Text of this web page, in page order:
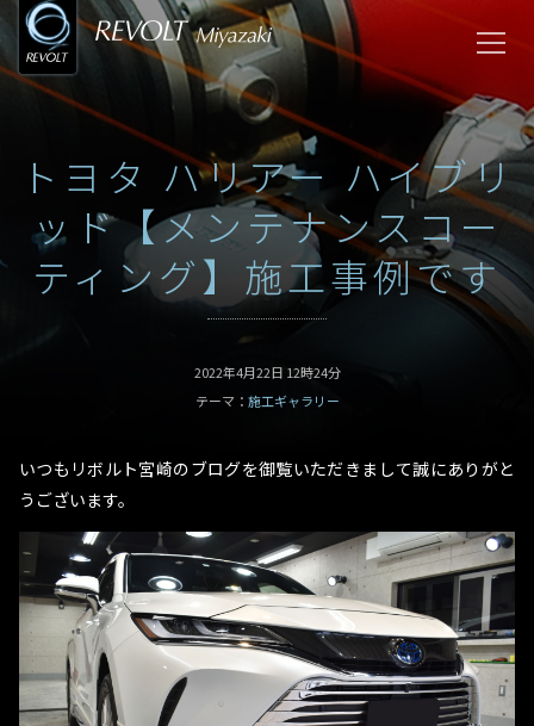
トヨタ ハリアー ハイブリ
ッド【メンテナンスコー
ティング】施工事例です
2022年4月22日 12時24分
テーマ： 施工ギャラリー
いつもリボルト宮崎のブログを御覧いただきまして誠にありがと
うございます。